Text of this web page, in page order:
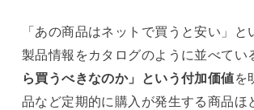
「あの商品はネットで買うと安い」
製品情報をカタログのように並べてい
ら買うべきなのか」という付加価値を
品など定期的に購入が発生する商品ほ